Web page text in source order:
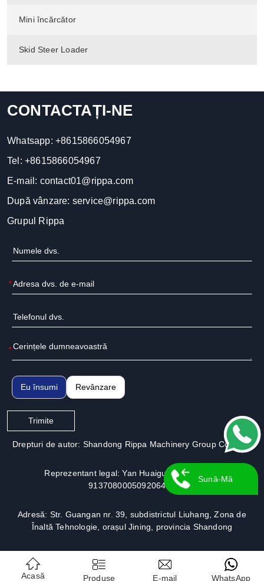
Mini încărcător
Skid Steer Loader
CONTACTAȚI-NE
Whatsapp: +8615866054967
Tel: +8615866054967
E-mail: contact01@rippa.com
După vânzare: service@rippa.com
Grupul Rippa
*
*
Eu însumi Revânzare
Trimite
Drepturi de autor: Shandong Rippa Machinery Group Co., Ltd.
Reprezentant legal: Yan Huaiguo | Nr. licență:
913708000509206491
Adresă: Str. Guangan nr. 39, subdistrictul Liuhang, Zona de
Înaltă Tehnologie, orașul Jining, provincia Shandong
Acasă Produse E-mail WhatsApp
Sună-Mă
Înapoi